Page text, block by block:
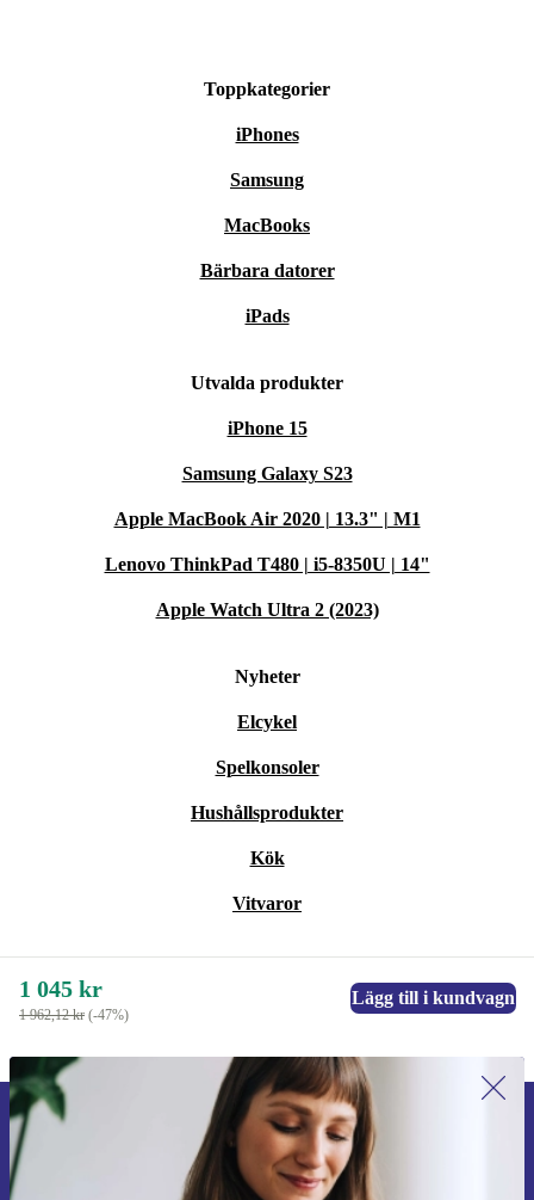
Toppkategorier
iPhones
Samsung
MacBooks
Bärbara datorer
iPads
Utvalda produkter
iPhone 15
Samsung Galaxy S23
Apple MacBook Air 2020 | 13.3" | M1
Lenovo ThinkPad T480 | i5-8350U | 14"
Apple Watch Ultra 2 (2023)
Nyheter
Elcykel
Spelkonsoler
Hushållsprodukter
Kök
Vitvaror
1 045 kr
1 962,12 kr (-47%)
Lägg till i kundvagn
Anmäl dig till vårt nyhetsbrev för
första gången och spara 200 kr!
Missa aldrig ett erbjudande igen.